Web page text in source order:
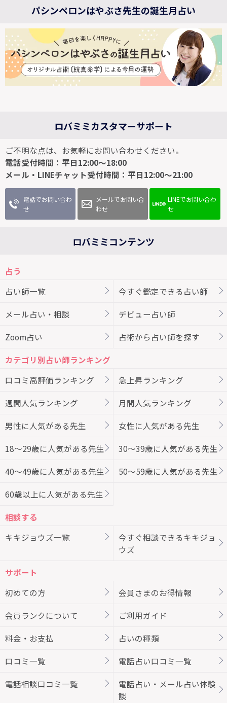
パシンペロンはやぶさ先生の誕生月占い
ロバミミカスタマーサポート
ご不明な点は、お気軽にお問い合わせください。
電話受付時間：平日12:00～18:00
メール・LINEチャット受付時間：平日12:00～21:00
電話でお問い合わ
せ
メールでお問い合
わせ
LINEでお問い合わ
せ
ロバミミコンテンツ
占う
占い師一覧
今すぐ鑑定できる占い師
メール占い・相談 デビュー占い師
Zoom占い 占術から占い師を探す
カテゴリ別占い師ランキング
口コミ高評価ランキング
急上昇ランキング
週間人気ランキング 月間人気ランキング
男性に人気がある先生 女性に人気がある先生
18～29歳に人気がある先生 30～39歳に人気がある先生
40～49歳に人気がある先生 50～59歳に人気がある先生
60歳以上に人気がある先生
相談する
キキジョウズ一覧
今すぐ相談できるキキジョ
ウズ
サポート
初めての方
会員さまのお得情報
会員ランクについて ご利用ガイド
料金・お支払 占いの種類
口コミ一覧 電話占い口コミ一覧
電話相談口コミ一覧
電話占い・メール占い体験
談